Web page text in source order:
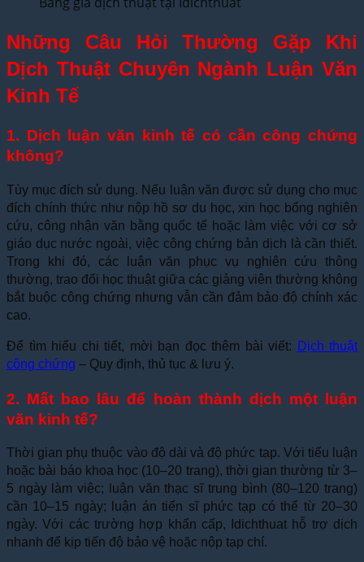
Những Câu Hỏi Thường Gặp Khi
Dịch Thuật Chuyên Ngành Luận Văn
Kinh Tế
1. Dịch luận văn kinh tế có cần công chứng
không?
Tùy mục đích sử dụng. Nếu luận văn được sử dụng cho mục
đích chính thức như nộp hồ sơ du học, xin học bổng nghiên
cứu, công nhận văn bằng quốc tế hoặc làm việc với cơ sở
giáo dục nước ngoài, việc công chứng bản dịch là cần thiết.
Trong khi đó, các luận văn phục vụ nghiên cứu thông
thường, trao đổi học thuật giữa các giảng viên thường không
bắt buộc công chứng nhưng vẫn cần đảm bảo độ chính xác
cao.
Để tìm hiểu chi tiết, mời bạn đọc thêm bài viết: Dịch thuật
công chứng – Quy định, thủ tục & lưu ý.
2. Mất bao lâu để hoàn thành dịch một luận
văn kinh tế?
Thời gian phụ thuộc vào độ dài và độ phức tạp. Với tiểu luận
hoặc bài báo khoa học (10–20 trang), thời gian thường từ 3–
5 ngày làm việc; luận văn thạc sĩ trung bình (80–120 trang)
cần 10–15 ngày; luận án tiến sĩ phức tạp có thể từ 20–30
ngày. Với các trường hợp khẩn cấp, Idichthuat hỗ trợ dịch
nhanh để kịp tiến độ bảo vệ hoặc nộp tạp chí.